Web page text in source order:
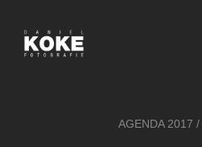
AGENDA 2017 /